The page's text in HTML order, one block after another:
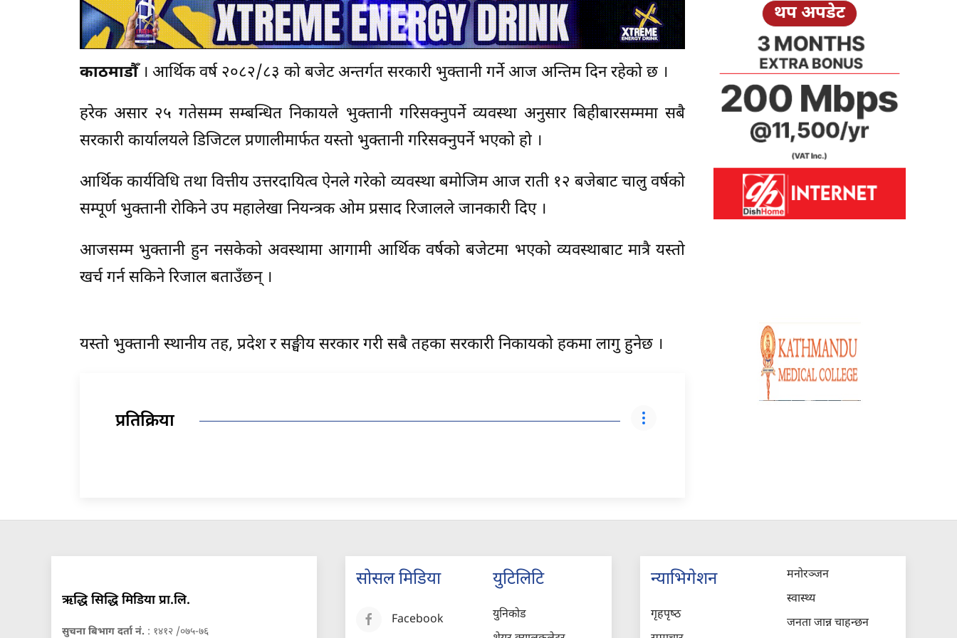
काठमाडौँ । आर्थिक वर्ष २०८२/८३ को बजेट अन्तर्गत सरकारी भुक्तानी गर्ने आज अन्तिम दिन रहेको छ ।
हरेक असार २५ गतेसम्म सम्बन्धित निकायले भुक्तानी गरिसक्नुपर्ने व्यवस्था अनुसार बिहीबारसम्ममा सबै
सरकारी कार्यालयले डिजिटल प्रणालीमार्फत यस्तो भुक्तानी गरिसक्नुपर्ने भएको हो ।
आर्थिक कार्यविधि तथा वित्तीय उत्तरदायित्व ऐनले गरेको व्यवस्था बमोजिम आज राती १२ बजेबाट चालु वर्षको
सम्पूर्ण भुक्तानी रोकिने उप महालेखा नियन्त्रक ओम प्रसाद रिजालले जानकारी दिए ।
आजसम्म भुक्तानी हुन नसकेको अवस्थामा आगामी आर्थिक वर्षको बजेटमा भएको व्यवस्थाबाट मात्रै यस्तो
खर्च गर्न सकिने रिजाल बताउँछन् ।
यस्तो भुक्तानी स्थानीय तह, प्रदेश र सङ्घीय सरकार गरी सबै तहका सरकारी निकायको हकमा लागु हुनेछ ।
प्रतिक्रिया
थप अपडेट
ऋद्धि सिद्धि मिडिया प्रा.लि.
सुचना बिभाग दर्ता नं. : १४१२ /०७५-७६
सोसल मिडिया
Facebook
युटिलिटि
युनिकोड
न्याभिगेशन
गृहपृष्‍ठ
मनोरञ्जन
स्वास्थ्य
जनता जान्न चाहन्छन